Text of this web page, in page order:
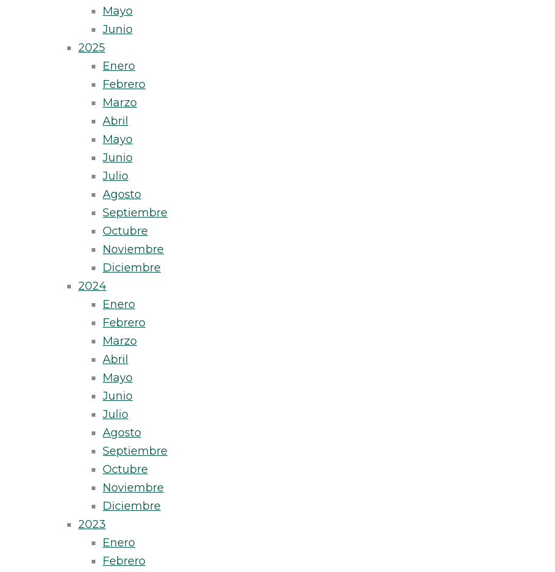
Mayo
Junio
2025
Enero
Febrero
Marzo
Abril
Mayo
Junio
Julio
Agosto
Septiembre
Octubre
Noviembre
Diciembre
2024
Enero
Febrero
Marzo
Abril
Mayo
Junio
Julio
Agosto
Septiembre
Octubre
Noviembre
Diciembre
2023
Enero
Febrero